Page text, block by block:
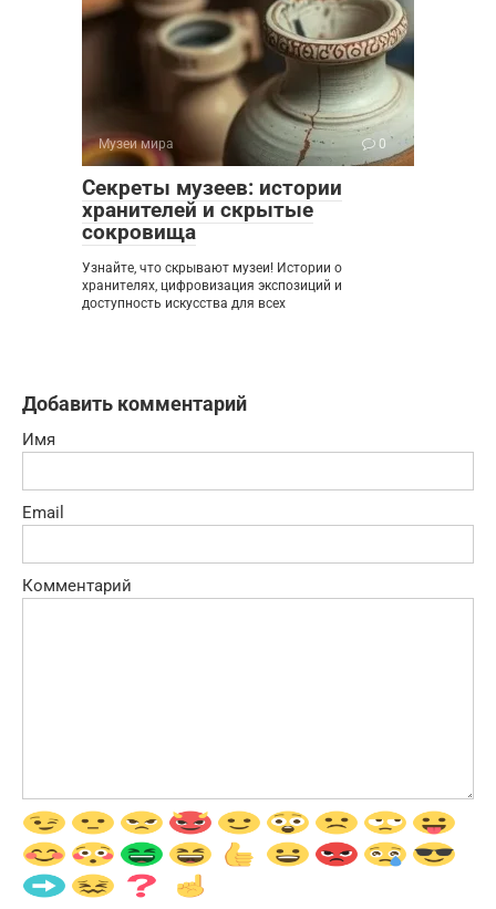
Музеи мира 0
Секреты музеев: истории
хранителей и скрытые
сокровища
Узнайте, что скрывают музеи! Истории о
хранителях, цифровизация экспозиций и
доступность искусства для всех
Добавить комментарий
Имя
Email
Комментарий